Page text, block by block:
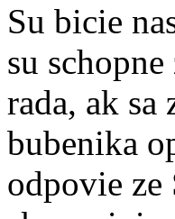
Su bicie
su
rada, ak sa
bubenika
odpovie ze